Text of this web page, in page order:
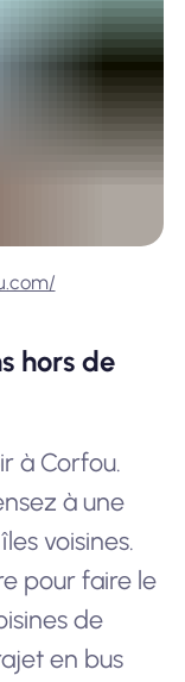
hors de
à Corfou.
à une
voisines.
pour faire le
de
en bus